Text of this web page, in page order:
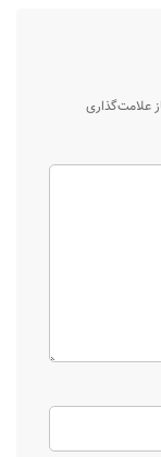
علامت‌گذاری